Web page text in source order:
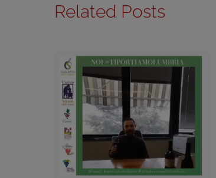
Related Posts